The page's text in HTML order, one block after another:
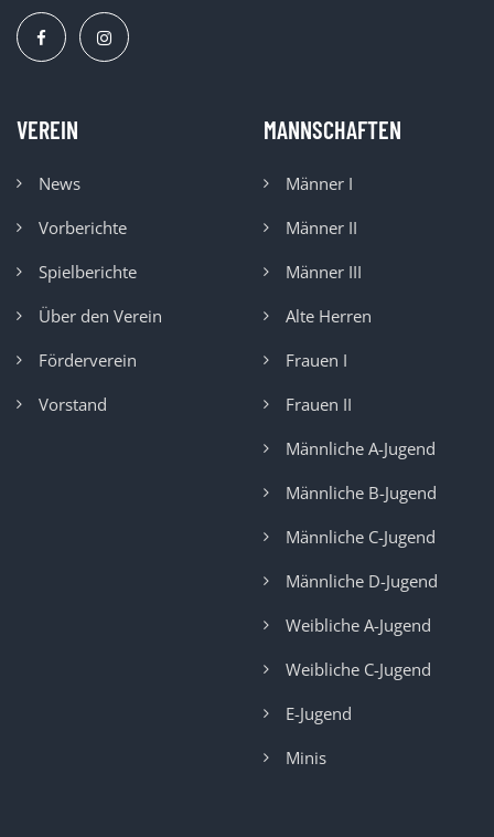
VEREIN
News
Vorberichte
Spielberichte
Über den Verein
Förderverein
Vorstand
MANNSCHAFTEN
Männer I
Männer II
Männer III
Alte Herren
Frauen I
Frauen II
Männliche A-Jugend
Männliche B-Jugend
Männliche C-Jugend
Männliche D-Jugend
Weibliche A-Jugend
Weibliche C-Jugend
E-Jugend
Minis